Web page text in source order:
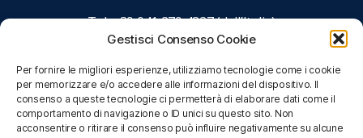
Gestisci Consenso Cookie
Per fornire le migliori esperienze, utilizziamo tecnologie come i cookie
per memorizzare e/o accedere alle informazioni del dispositivo. Il
consenso a queste tecnologie ci permetterà di elaborare dati come il
comportamento di navigazione o ID unici su questo sito. Non
acconsentire o ritirare il consenso può influire negativamente su alcune
Tel. +39 041 279 4827 (dall’Italia)
+32 027 437 027 (dall’estero)